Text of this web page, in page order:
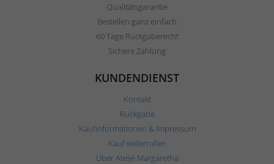
Qualitätsgarantie
Bestellen ganz einfach
60 Tage Rückgaberecht
Sichere Zahlung
KUNDENDIENST
Kontakt
Rückgabe
Kaufinformationen & Impressum
Kauf widerrufen
Über Ateljé Margaretha